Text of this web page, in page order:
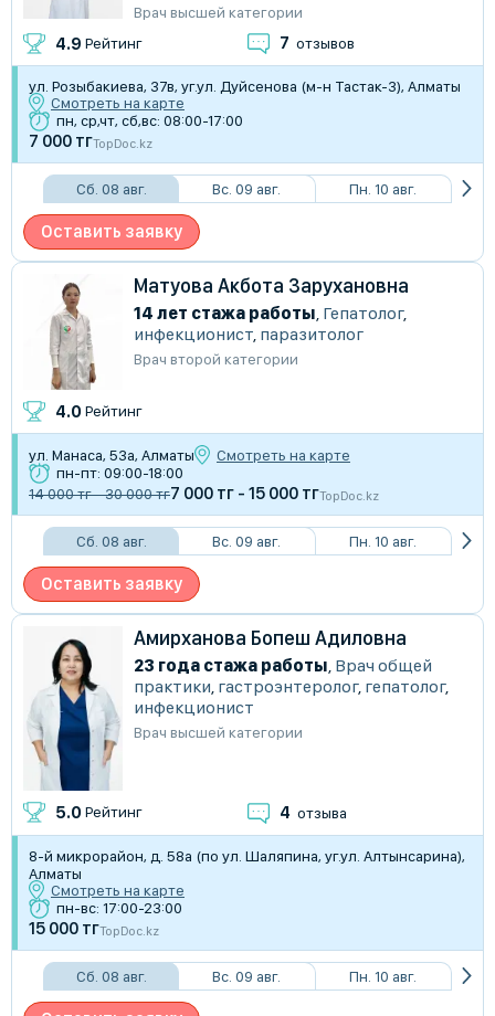
Врач высшей категории
4.9 Рейтинг 7 отзывов
​ул. Розыбакиева, 37в, уг.ул. Дуйсенова (м-н Тастак-3), Алматы
Смотреть на карте
пн, ср,чт, сб,вс: 08:00-17:00
7 000 тгTopDoc.kz
Сб. 08 авг. Вс. 09 авг. Пн. 10 авг.
Оставить заявку
Матуова Акбота Зарухановна
14 лет стажа работы, Гепатолог,
инфекционист, паразитолог
Врач второй категории
4.0 Рейтинг
ул. Манаса, 53а, Алматы
Смотреть на карте
пн-пт: 09:00-18:00
14 000 тг - 30 000 тг7 000 тг - 15 000 тгTopDoc.kz
Сб. 08 авг. Вс. 09 авг. Пн. 10 авг.
Оставить заявку
Амирханова Бопеш Адиловна
23 года стажа работы, Врач общей
практики, гастроэнтеролог, гепатолог,
инфекционист
Врач высшей категории
5.0 Рейтинг 4 отзыва
8-й микрорайон, д. 58а (по ул. Шаляпина, уг.ул. Алтынсарина),
Алматы
Смотреть на карте
пн-вс: 17:00-23:00
15 000 тгTopDoc.kz
Сб. 08 авг. Вс. 09 авг. Пн. 10 авг.